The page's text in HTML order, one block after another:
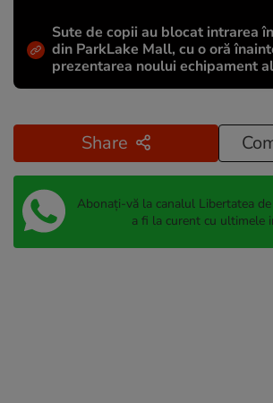
Sute de copii au blocat intrarea
din ParkLake Mall, cu o oră
prezentarea noului echipament
Share
Abonați-vă la canalul Libertatea
a fi la curent cu ultimele